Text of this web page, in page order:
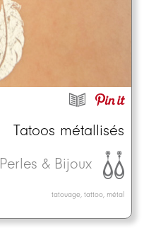
Tatoos métallisés
Perles & Bijoux
tatouage, tattoo, métal